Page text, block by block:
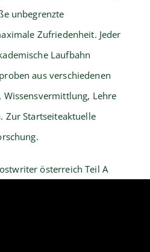
unbegrenzte
Zufriedenheit. Jeder
Laufbahn
aus verschiedenen
Wissensvermittlung, Lehre
Zur Startseiteaktuelle